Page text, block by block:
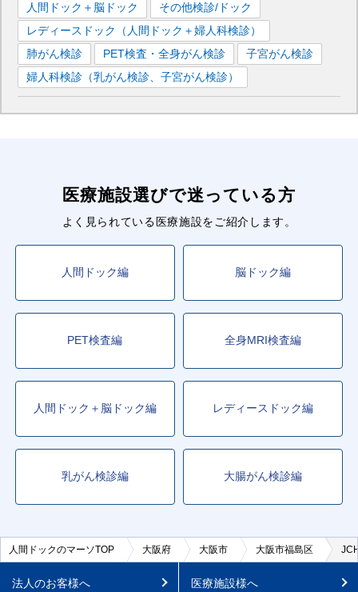
人間ドック＋脳ドック
その他検診/ドック
レディースドック（人間ドック＋婦人科検診）
肺がん検診
PET検査・全身がん検診
子宮がん検診
婦人科検診（乳がん検診、子宮がん検診）
医療施設選びで迷っている方
よく見られている医療施設をご紹介します。
人間ドック編 脳ドック編
PET検査編 全身MRI検査編
人間ドック＋脳ドック編 レディースドック編
乳がん検診編 大腸がん検診編
人間ドックのマーソTOP 大阪府 大阪市 大阪市福島区
法人のお客様へ 医療施設様へ